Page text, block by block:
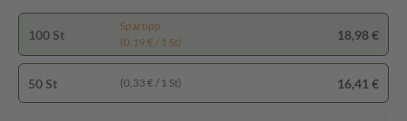
100 St
Spartipp
(0,19 € / 1 St)
18,98 €
50 St (0,33 € / 1 St) 16,41 €